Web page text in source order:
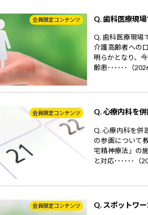
会員限定コンテンツ Q. 歯科医療現
Q. 歯科医療現場
介護高齢者への
明らかとなり、
齢患･･････（
会員限定コンテンツ Q. 心療内科を
Q. 心療内科を併
の参画について
宅精神療法」の
と対応･･････（
会員限定コンテンツ Q. スポットワ